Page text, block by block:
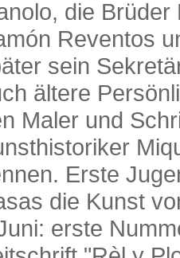
die
Reventos
sein
ältere
Maler und
Erste
die Kunst
erste